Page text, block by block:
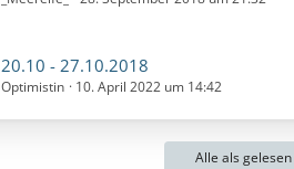
20.10 - 27.10.2018
Optimistin 10. April 2022 um 14:42
Alle als